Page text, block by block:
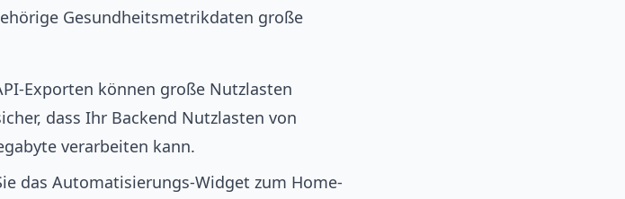
Gesundheitsmetrikdaten große
Exporten können große Nutzlasten
dass Ihr Backend Nutzlasten von
verarbeiten kann.
das Automatisierungs-Widget zum Home-